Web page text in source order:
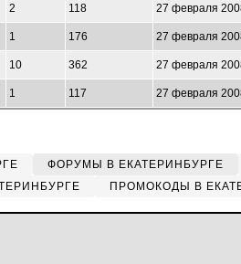
2 118 27 февраля
1 176 27 февраля
10 362 27 февраля
1 117 27 февраля
ФОРУМЫ В ЕКАТЕРИНБУРГЕ
ПРОМОКОДЫ В